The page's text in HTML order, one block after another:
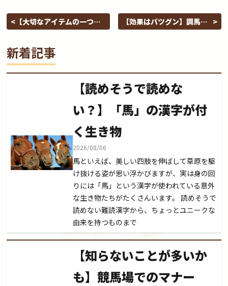
【大切なアイテムの一つ】
【効果はバツグン】調馬索
新着記事
【読めそうで読めな
い？】「馬」の漢字が付
く生き物
2026/08/06
馬といえば、美しい四肢を伸ばして草原を駆
け抜ける姿が思い浮かびますが、実は身の回
りには「馬」という漢字が使われている意外
な生き物たちがたくさんいます。 読めそうで
読めない難読漢字から、ちょっとユニークな
由来を持つものまで
【知らないことが多いか
も】競馬場でのマナー